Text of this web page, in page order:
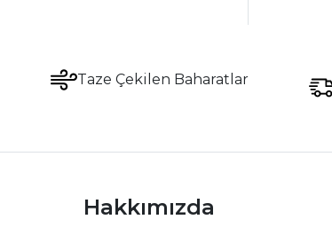
Taze Çekilen Baharatlar
Hakkımızda